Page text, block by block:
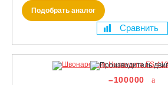
Подобрать аналог
Сравнить
–100000